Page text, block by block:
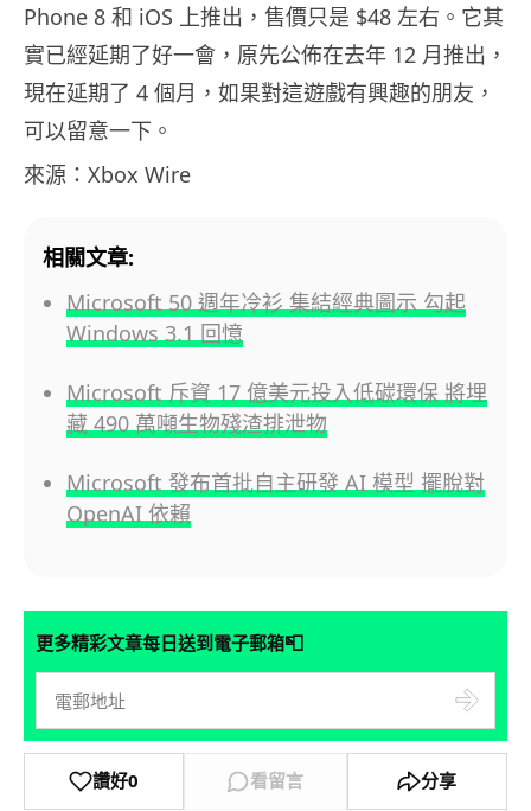
Phone 8 和 iOS 上推出，售價只是 $48 左右。它其
實已經延期了好一會，原先公佈在去年 12 月推出，
現在延期了 4 個月，如果對這遊戲有興趣的朋友，
可以留意一下。
來源：Xbox Wire
相關文章:
Microsoft 50 週年冷衫 集結經典圖示 勾起
Windows 3.1 回憶
Microsoft 斥資 17 億美元投入低碳環保 將埋
藏 490 萬噸生物殘渣排泄物
Microsoft 發布首批自主研發 AI 模型 擺脫對
OpenAI 依賴
更多精彩文章每日送到電子郵箱📮
讚好0 看留言 分享